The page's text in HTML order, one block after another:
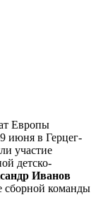
Европы
июня в Герцег-
участие
детско-
Иванов
сборной команды